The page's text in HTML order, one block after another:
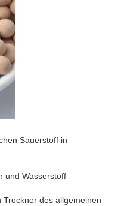
Sauerstoff in
und Wasserstoff
des allgemeinen